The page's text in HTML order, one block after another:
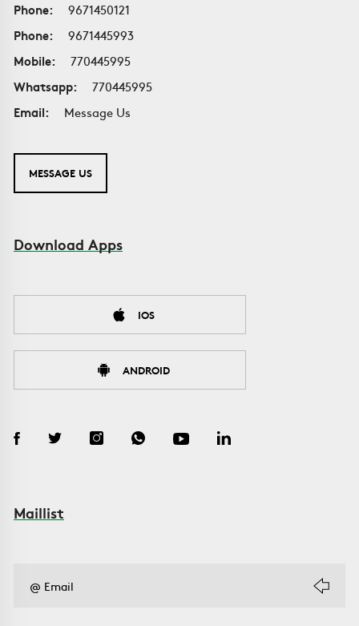
Phone:
9671450121
Phone:
9671445993
Mobile:
770445995
Whatsapp:
770445995
Email:
Message Us
MESSAGE US
Download Apps
IOS
ANDROID
Maillist